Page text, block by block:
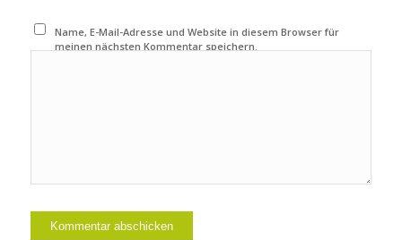
Name, E-Mail-Adresse und Website in diesem Browser für
meinen nächsten Kommentar speichern.